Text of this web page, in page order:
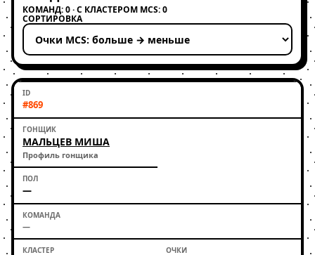
КОМАНД: 0 · С КЛАСТЕРОМ MCS: 0
СОРТИРОВКА
Применить сортировку
#869
МАЛЬЦЕВ МИША
Профиль гонщика
—
—